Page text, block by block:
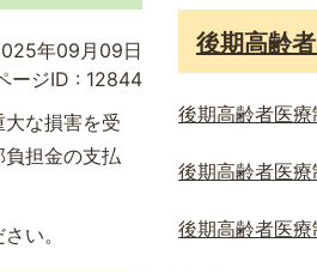
年09月09日
ージID : 12844
な損害を受
担金の支払
い。
ー
ワ
ー
検
後期高齢
後期高齢者医療
後期高齢者医
後期高齢者医